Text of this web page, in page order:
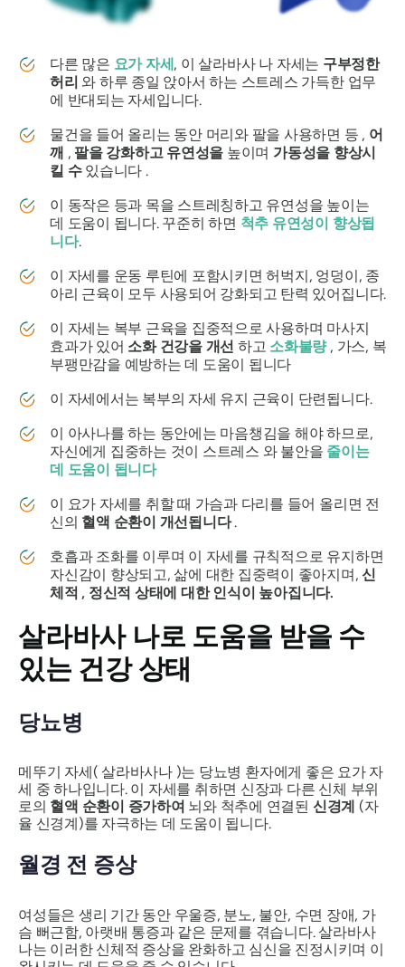
다른 많은 요가 자세, 이살라바사나 자세는 구부정한
허리 와 하루 종일 앉아서 하는 스트레스 가득한 업무
에 반대되는 자세입니다.
물건을 들어 올리는 동안 머리와 팔을 사용하면 등 , 어
깨 ,팔을 강화하고 유연성을 높이며 가동성을 향상시
킬 수있습니다 .
이 동작은 등과 목을 스트레칭하고 유연성을 높이는
데 도움이 됩니다. 꾸준히 하면 척추 유연성이 향상됩
니다.
이 자세를 운동 루틴에 포함시키면 허벅지, 엉덩이, 종
아리 근육이 모두 사용되어 강화되고 탄력 있어집니다.
이 자세는 복부 근육을 집중적으로 사용하며 마사지
효과가 있어 소화 건강을 개선 하고 소화불량, 가스, 복
부팽만감을 예방하는 데 도움이 됩니다
이 자세에서는 복부의 자세 유지 근육이 단련됩니다.
이 아사나를 하는 동안에는 마음챙김을 해야 하므로,
자신에게 집중하는 것이 스트레스 와 불안을 줄이는
데 도움이 됩니다
이 요가 자세를 취할 때 가슴과 다리를 들어 올리면 전
신의 혈액 순환이 개선됩니다.
호흡과 조화를 이루며 이 자세를 규칙적으로 유지하면
자신감이 향상되고, 삶에 대한 집중력이 좋아지며,신
체적 , 정신적 상태에 대한 인식이 높아집니다.
살라바사나로 도움을 받을 수
있는 건강 상태
당뇨병
메뚜기 자세(살라바사나)는 당뇨병 환자에게 좋은 요가 자
세 중 하나입니다. 이 자세를 취하면 신장과 다른 신체 부위
로의 혈액 순환이 증가하여 뇌와 척추에 연결된 신경계 (자
율 신경계)를 자극하는 데 도움이 됩니다.
월경 전 증상
여성들은 생리 기간 동안 우울증, 분노, 불안, 수면 장애, 가
슴 뻐근함, 아랫배 통증과 같은 문제를 겪습니다.살라바사
나는 이러한 신체적 증상을 완화하고 심신을 진정시키며 이